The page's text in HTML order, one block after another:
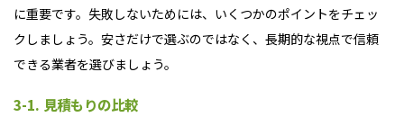
に重要です。失敗しないためには、いくつかのポイントをチェッ
クしましょう。安さだけで選ぶのではなく、長期的な視点で信頼
できる業者を選びましょう。
3-1. 見積もりの比較